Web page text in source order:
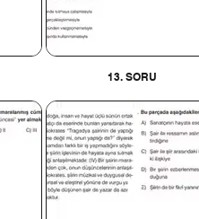
13. SORU